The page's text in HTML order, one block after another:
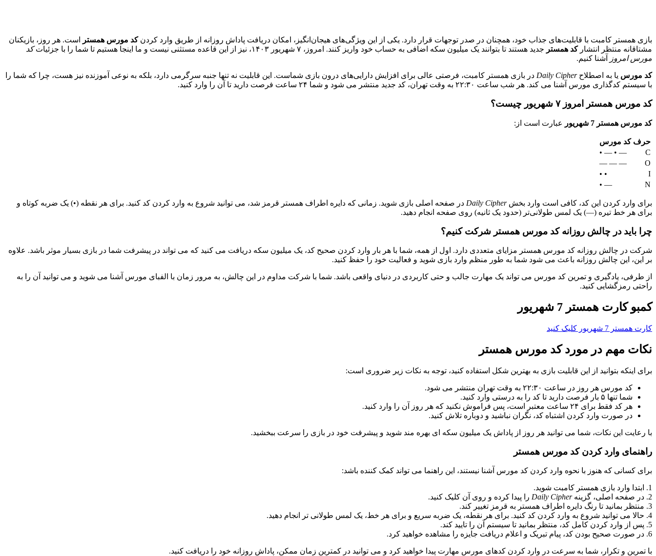
بازی همستر کامبت با قابلیت‌های جذاب خود، همچنان در صدر توجهات قرار دارد. یکی از این ویژگی‌های هیجان‌انگیز، امکان دریافت پاداش روزانه از طریق وارد کردنکد مورس همستر
است. هر روز، بازیکنان
مشتاقانه منتظر انتشارکد همستر جدید هستند تا بتوانند یک میلیون سکه اضافی به حساب خود واریز کنند. امروز، ۷ شهریور ۱۴۰۳، نیز از این قاعده مستثنی نیست و ما اینجا هستیم تا شما را با جزئیات
کد
مورس امروز
آشنا کنیم.
کد مورس یا به اصطلاحDaily Cipher در بازی همستر کامبت، فرصتی عالی برای افزایش دارایی‌های درون بازی شماست. این قابلیت نه تنها جنبه سرگرمی دارد، بلکه به نوعی آموزنده نیز هست، چرا که شما را
با سیستم کدگذاری مورس آشنا می کند. هر شب ساعت ۲۲:۳۰ به وقت تهران، کد جدید منتشر می شود و شما ۲۴ ساعت فرصت دارید تا آن را وارد کنید.
کد مورس همستر امروز ۷ شهریور چیست؟
کد مورس همستر 7 شهریور عبارت است از:
حرف کد مورس
C
— • — •
O
— — —
I
• •
N
— •
برای وارد کردن این کد، کافی است وارد بخشDaily Cipher در صفحه اصلی بازی شوید. زمانی که دایره اطراف همستر قرمز شد، می توانید شروع به وارد کردن کد کنید. برای هر نقطه (•) یک ضربه کوتاه و
برای هر خط تیره (—) یک لمس طولانی‌تر (حدود یک ثانیه) روی صفحه انجام دهید.
چرا باید در چالش روزانه کد مورس همستر شرکت کنیم؟
شرکت در چالش روزانه کد مورس همستر مزایای متعددی دارد. اول از همه، شما با هر بار وارد کردن صحیح کد، یک میلیون سکه دریافت می کنید که می تواند در پیشرفت شما در بازی بسیار موثر باشد. علاوه
بر این، این چالش روزانه باعث می شود شما به طور منظم وارد بازی شوید و فعالیت خود را حفظ کنید.
از طرفی، یادگیری و تمرین کد مورس می تواند یک مهارت جالب و حتی کاربردی در دنیای واقعی باشد. شما با شرکت مداوم در این چالش، به مرور زمان با الفبای مورس آشنا می شوید و می توانید آن را به
راحتی رمزگشایی کنید.
کمبو کارت همستر 7 شهریور
کارت همستر 7 شهریور کلیک کنید
نکات مهم در مورد کد مورس همستر
برای اینکه بتوانید از این قابلیت بازی به بهترین شکل استفاده کنید، توجه به نکات زیر ضروری است:
کد مورس هر روز در ساعت ۲۲:۳۰ به وقت تهران منتشر می شود.
شما تنها ۵ بار فرصت دارید تا کد را به درستی وارد کنید.
هر کد فقط برای ۲۴ ساعت معتبر است، پس فراموش نکنید که هر روز آن را وارد کنید.
در صورت وارد کردن اشتباه کد، نگران نباشید و دوباره تلاش کنید.
با رعایت این نکات، شما می توانید هر روز از پاداش یک میلیون سکه ای بهره مند شوید و پیشرفت خود در بازی را سرعت ببخشید.
راهنمای وارد کردن کد مورس همستر
برای کسانی که هنوز با نحوه وارد کردن کد مورس آشنا نیستند، این راهنما می تواند کمک کننده باشد:
1. ابتدا وارد بازی همستر کامبت شوید.
2. در صفحه اصلی، گزینه
Daily Cipher را پیدا کرده و روی آن کلیک کنید.
3. منتظر بمانید تا رنگ دایره اطراف همستر به قرمز تغییر کند.
4. حالا می توانید شروع به وارد کردن کد کنید. برای هر نقطه، یک ضربه سریع و برای هر خط، یک لمس طولانی تر انجام دهید.
5. پس از وارد کردن کامل کد، منتظر بمانید تا سیستم آن را تایید کند.
6. در صورت صحیح بودن کد، پیام تبریک و اعلام دریافت جایزه را مشاهده خواهید کرد.
با تمرین و تکرار، شما به سرعت در وارد کردن کدهای مورس مهارت پیدا خواهید کرد و می توانید در کمترین زمان ممکن، پاداش روزانه خود را دریافت کنید.